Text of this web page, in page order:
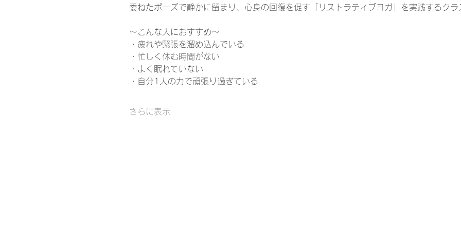
委ねたポーズで静かに留まり、心身の回復を促す「リストラティブヨガ」を実践するクラ
〜こんな人におすすめ〜
・疲れや緊張を溜め込んでいる
・忙しく休む時間がない
・よく眠れていない
・自分1人の力で頑張り過ぎている
さらに表示